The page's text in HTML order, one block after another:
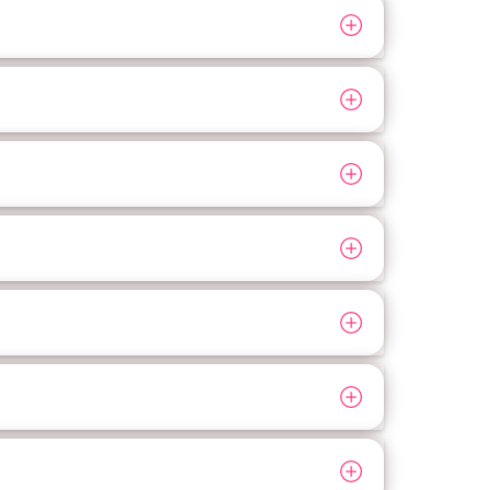
панический страх перед спиртным.
в ее проведении. Поэтому лучше выполнять
пациента самостоятельно держаться. Затем
срыв возможен.
или метода Довженко проводится